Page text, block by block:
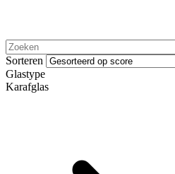
Sorteren
Glastype
Karafglas